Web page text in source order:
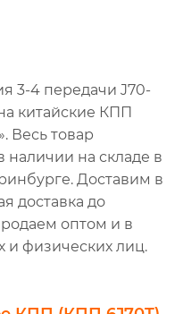
3-4 передачи J70-
китайские КПП
Весь товар
наличии на складе в
Доставим в
доставка до
оптом и в
и физических лиц.